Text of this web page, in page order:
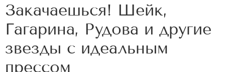
Закачаешься! Шейк,
Гагарина, Рудова и другие
звезды с идеальным
прессом